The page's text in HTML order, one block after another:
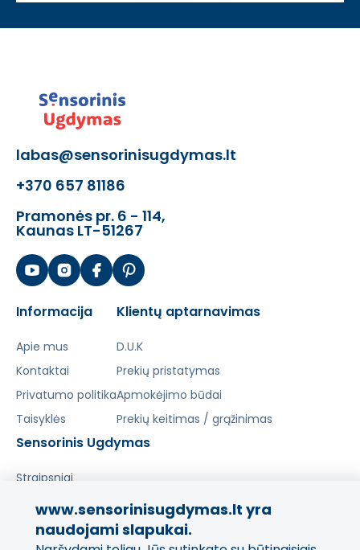
labas@sensorinisugdymas.lt
+370 657 81186
Pramonės pr. 6 - 114,
Kaunas LT-51267
Informacija
Apie mus
Kontaktai
Privatumo politika
Taisyklės
Klientų aptarnavimas
D.U.K
Prekių pristatymas
Apmokėjimo būdai
Prekių keitimas / grąžinimas
Sensorinis Ugdymas
Straipsniai
Pasidalinkite savo patirtimi!
www.sensorinisugdymas.lt yra
naudojami slapukai.